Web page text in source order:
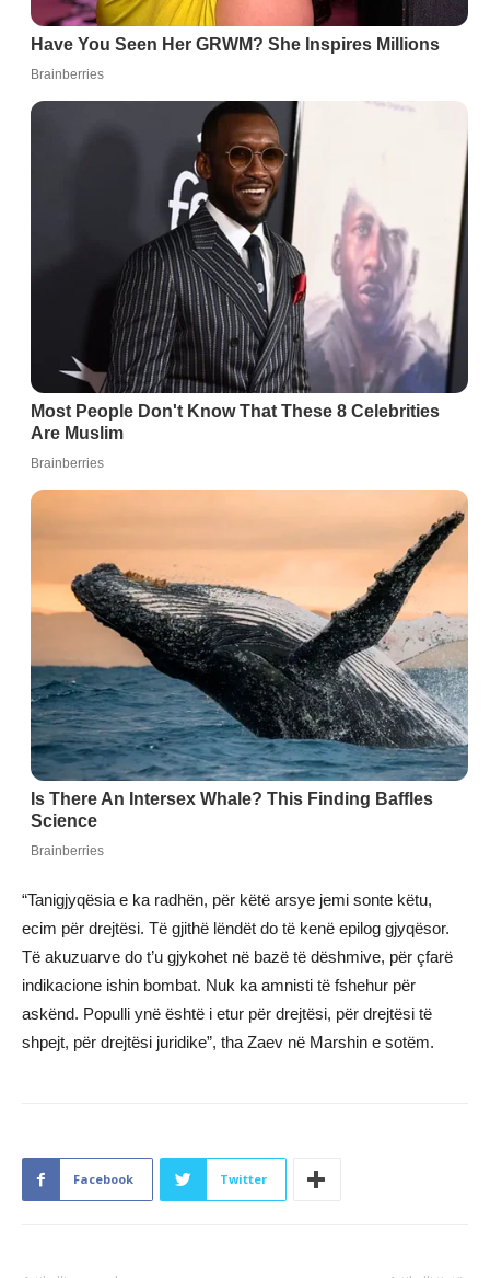
“Tanigjyqësia e ka radhën, për këtë arsye jemi sonte këtu,
ecim për drejtësi. Të gjithë lëndët do të kenë epilog gjyqësor.
Të akuzuarve do t’u gjykohet në bazë të dëshmive, për çfarë
indikacione ishin bombat. Nuk ka amnisti të fshehur për
askënd. Populli ynë është i etur për drejtësi, për drejtësi të
shpejt, për drejtësi juridike”, tha Zaev në Marshin e sotëm.
Facebook Twitter